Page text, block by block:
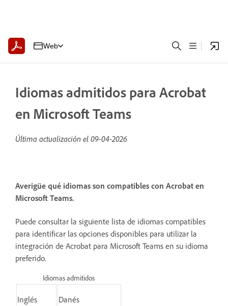
Web
Idiomas admitidos para Acrobat
en Microsoft Teams
Última actualización el 09-04-2026
Averigüe qué idiomas son compatibles con Acrobat en
Microsoft Teams.
Puede consultar la siguiente lista de idiomas compatibles
para identificar las opciones disponibles para utilizar la
integración de Acrobat para Microsoft Teams en su idioma
preferido.
Idiomas admitidos
Inglés Danés